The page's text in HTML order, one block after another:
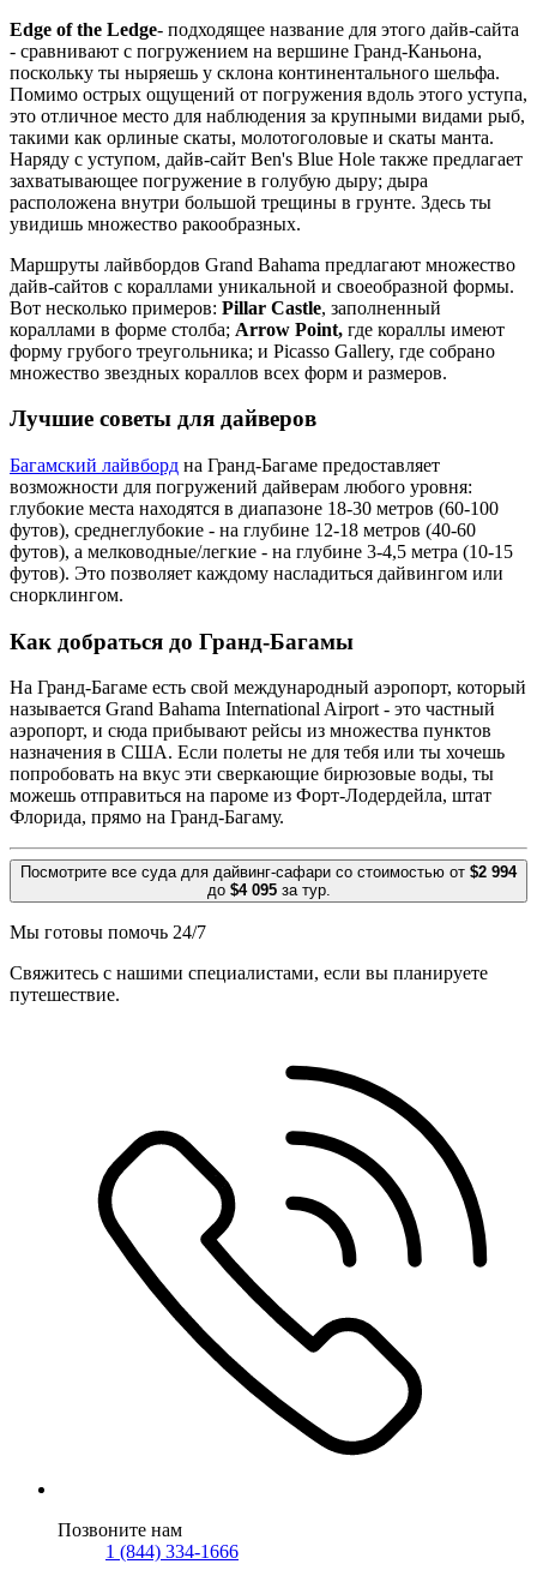
Edge of the Ledge- подходящее название для этого дайв-сайта
- сравнивают с погружением на вершине Гранд-Каньона,
поскольку ты ныряешь у склона континентального шельфа.
Помимо острых ощущений от погружения вдоль этого уступа,
это отличное место для наблюдения за крупными видами рыб,
такими как орлиные скаты, молотоголовые и скаты манта.
Наряду с уступом, дайв-сайт Ben's Blue Hole также предлагает
захватывающее погружение в голубую дыру; дыра
расположена внутри большой трещины в грунте. Здесь ты
увидишь множество ракообразных.
Маршруты лайвбордов Grand Bahama предлагают множество
дайв-сайтов с кораллами уникальной и своеобразной формы.
Вот несколько примеров: Pillar Castle, заполненный
кораллами в форме столба; Arrow Point, где кораллы имеют
форму грубого треугольника; и Picasso Gallery, где собрано
множество звездных кораллов всех форм и размеров.
Лучшие советы для дайверов
Багамский лайвборд на Гранд-Багаме предоставляет
возможности для погружений дайверам любого уровня:
глубокие места находятся в диапазоне 18-30 метров (60-100
футов), среднеглубокие - на глубине 12-18 метров (40-60
футов), а мелководные/легкие - на глубине 3-4,5 метра (10-15
футов). Это позволяет каждому насладиться дайвингом или
снорклингом.
Как добраться до Гранд-Багамы
На Гранд-Багаме есть свой международный аэропорт, который
называется Grand Bahama International Airport - это частный
аэропорт, и сюда прибывают рейсы из множества пунктов
назначения в США. Если полеты не для тебя или ты хочешь
попробовать на вкус эти сверкающие бирюзовые воды, ты
можешь отправиться на пароме из Форт-Лодердейла, штат
Флорида, прямо на Гранд-Багаму.
Посмотрите все суда для дайвинг-сафари со стоимостью от $2 994
до $4 095за тур.
Мы готовы помочь 24/7
Свяжитесь с нашими специалистами, если вы планируете
путешествие.
Позвоните нам
1 (844) 334-1666